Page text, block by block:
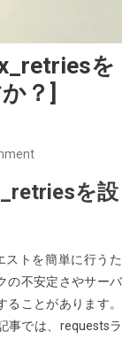
を
？]
On
で
設
定
す
る
を設
ストを簡単に行うた
の不安定さやサーバ
ことがあります。
事では、requestsラ